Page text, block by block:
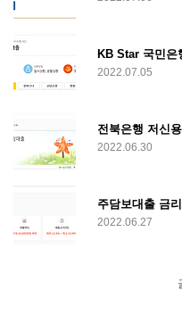
KB Star 국민은
2022.07.05
전북은행 저신
2022.06.30
주담보대출 금
2022.06.27